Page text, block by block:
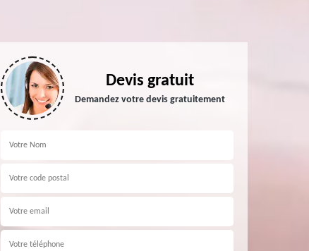
Devis gratuit
Demandez votre devis gratuitement